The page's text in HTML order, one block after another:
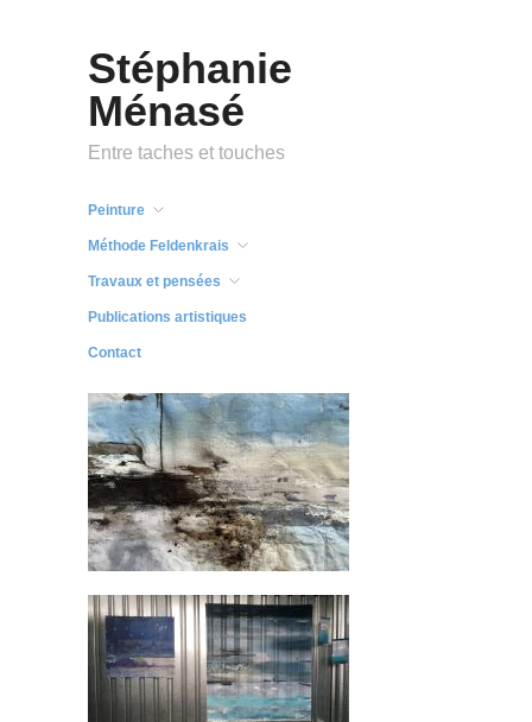
Stéphanie
Ménasé
Entre taches et touches
Peinture
Méthode Feldenkrais
Travaux et pensées
Publications artistiques
Contact